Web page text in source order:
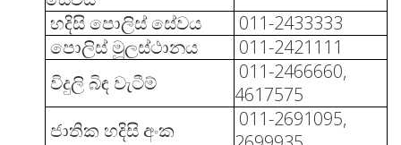
හදිසි පොලිස් සේවය
011-2433333
පොලිස් මූලස්ථානය
011-2421111
විදුලි බිඳ වැටීම්
011-2466660,
4617575
ජාතික හදිසි අංක
011-2691095,